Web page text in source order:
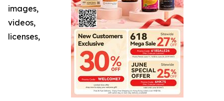
images,
videos,
licenses,